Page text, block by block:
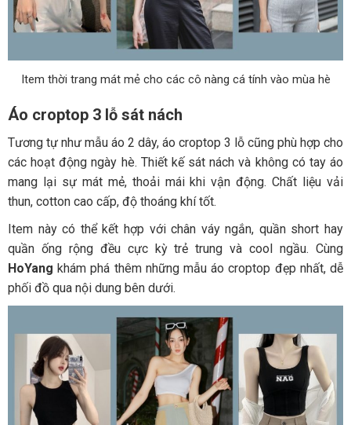
Item thời trang mát mẻ cho các cô nàng cá tính vào mùa hè
Áo croptop 3 lỗ sát nách
Tương tự như mẫu áo 2 dây, áo croptop 3 lỗ cũng phù hợp cho
các hoạt động ngày hè. Thiết kế sát nách và không có tay áo
mang lại sự mát mẻ, thoải mái khi vận động. Chất liệu vải
thun, cotton cao cấp, độ thoáng khí tốt.
Item này có thể kết hợp với chân váy ngắn, quần short hay
quần ống rộng đều cực kỳ trẻ trung và cool ngầu. Cùng
HoYang khám phá thêm những mẫu áo croptop đẹp nhất, dễ
phối đồ qua nội dung bên dưới.